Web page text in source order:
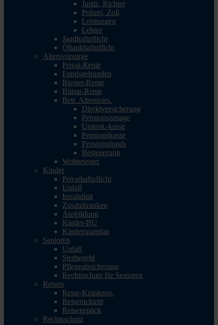
Justiz, Richter
Polizei, Zoll
Leistungen
Lehrer
Jagdhaftpflicht
Öltankhaftpflicht
Altersvorsorge
Privat-Rente
Fondsgebunden
Riester-Rente
Rürup-Rente
Betr. Altersvors.
Direktversicherung
Pensionszusage
Unterst.-kasse
Pensionskasse
Pensionsfonds
Besteuerung
Wohnriester
Kinder
Privathaftpflicht
Unfall
Invalidität
Zusatzkranken
Ausbildung
Kinder-BU
Kindersparplan
Senioren
Unfall
Sterbegeld
Pflegeabsicherung
Rechtsschutz für Senioren
Reisen
Reise-Krankenv.
Reiserücktritt
Reisegepäck
Rechtsschutz